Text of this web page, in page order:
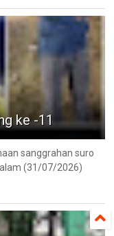
ke -11
sanggrahan suro
(31/07/2026)